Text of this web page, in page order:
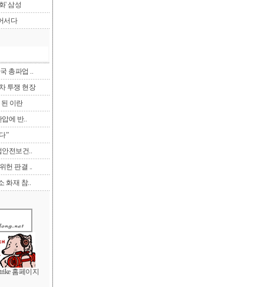
' 삼성
서다
총파업 ..
투쟁 현장
된 이란
압에 반..
”
안전보건..
헌 판결 ..
화재 참..